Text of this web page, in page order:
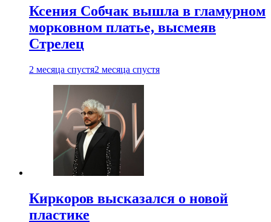
Ксения Собчак вышла в гламурном
морковном платье, высмеяв
Стрелец
2 месяца спустя2 месяца спустя
Киркоров высказался о новой
пластике